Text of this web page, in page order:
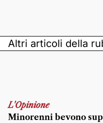
Altri articoli della
L'Opinione
Minorenni bevono